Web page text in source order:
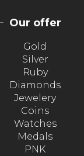
Our offer
Gold
Silver
Ruby
Diamonds
Jewelery
Coins
Watches
Medals
PNK